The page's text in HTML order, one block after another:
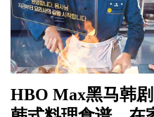
HBO Max黑马韩